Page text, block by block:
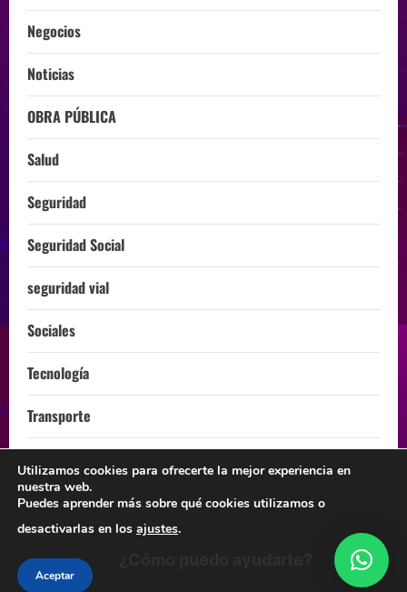
Negocios
Noticias
OBRA PÚBLICA
Salud
Seguridad
Seguridad Social
seguridad vial
Sociales
Tecnología
Transporte
ÚLTIMA HORA
Instagram Youtube
Utilizamos cookies para ofrecerte la mejor experiencia en
nuestra web.
Puedes aprender más sobre qué cookies utilizamos o
desactivarlas en los ajustes.
Aceptar